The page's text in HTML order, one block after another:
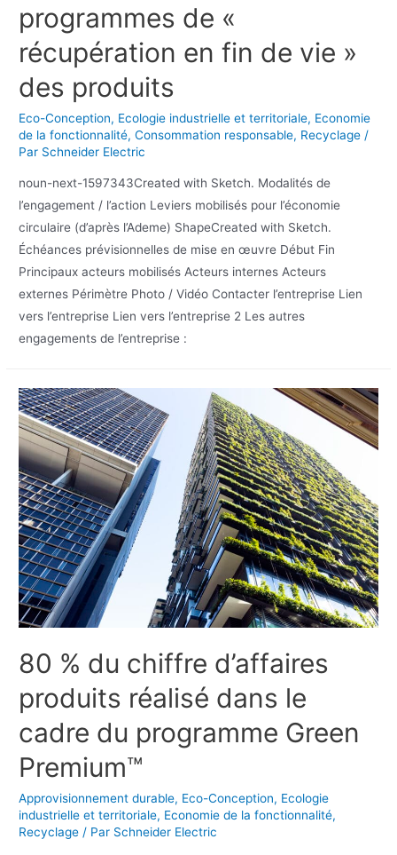
programmes de «
récupération en fin de vie »
des produits
Eco-Conception, Ecologie industrielle et territoriale, Economie
de la fonctionnalité,Consommation responsable, Recyclage /
Par Schneider Electric
noun-next-1597343Created with Sketch. Modalités de
l’engagement / l’action Leviers mobilisés pour l’économie
circulaire (d’après l’Ademe) ShapeCreated with Sketch.
Échéances prévisionnelles de mise en œuvre Début Fin
Principaux acteurs mobilisés Acteurs internes Acteurs
externes Périmètre Photo / Vidéo Contacter l’entreprise Lien
vers l’entreprise Lien vers l’entreprise 2 Les autres
engagements de l’entreprise :
80 % du chiffre d’affaires
produits réalisé dans le
cadre du programme Green
Premium™
Approvisionnement durable, Eco-Conception, Ecologie
industrielle et territoriale, Economie de la fonctionnalité,
Recyclage / Par Schneider Electric